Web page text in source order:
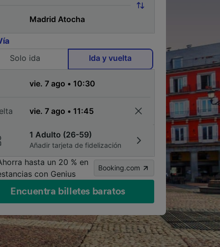
Solo ida
Ida y vuelta
1 Adulto (26-59)
Añadir tarjeta de fidelización
hasta un 20 % en
con Genius
Booking.com
Encuentra billetes baratos